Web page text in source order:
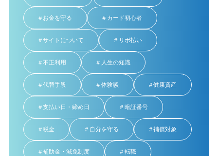
お金を守る カード初心者
サイトについて リボ払い
不正利用 人生の知識
代替手段 体験談 健康資産
支払い日・締め日 暗証番号
税金 自分を守る 補償対象
補助金・減免制度 転職